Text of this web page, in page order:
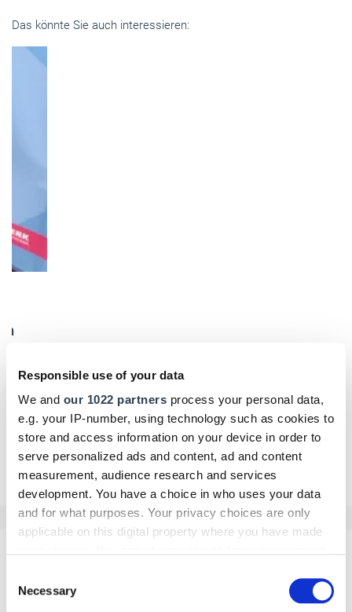
Responsible use of your data
We and our 1022 partners process your personal data,
e.g. your IP-number, using technology such as cookies to
store and access information on your device in order to
serve personalized ads and content, ad and content
measurement, audience research and services
development. You have a choice in who uses your data
and for what purposes. Your privacy choices are only
applicable on this digital property where you have made
the Privacy trigger icon.
Selection
Necessary
Das könnte Sie auch interessieren:
Eltern befähigen, Vertrauen stärken
Kinder, Jugendliche und Eltern aus der eritreischen Community
lernten am Campus Handwerk in Koblenz die vielfältigen
Möglichkeiten der dualen Ausbildung kennen.
Juli 2026